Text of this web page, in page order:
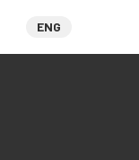
ENG